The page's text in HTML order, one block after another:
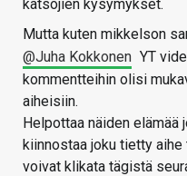
katsojien kysymykset.
Mutta kuten mikkelson
@Juha Kokkonen YT
kommentteihin olisi
aiheisiin.
Helpottaa näiden elämää
kiinnostaa joku tietty
voivat klikata tägistä